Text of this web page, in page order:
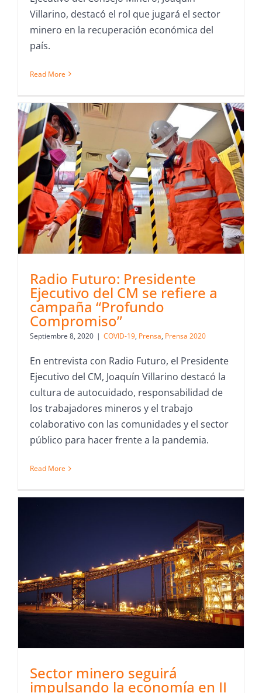
Villarino, destacó el rol que jugará el sector
minero en la recuperación económica del
país.
Read More
Radio Futuro: Presidente
Ejecutivo del CM se refiere a
campaña “Profundo
Compromiso”
Septiembre 8, 2020 | COVID-19, Prensa, Prensa 2020
En entrevista con Radio Futuro, el Presidente
Ejecutivo del CM, Joaquín Villarino destacó la
cultura de autocuidado, responsabilidad de
los trabajadores mineros y el trabajo
colaborativo con las comunidades y el sector
público para hacer frente a la pandemia.
Read More
Sector minero seguirá
impulsando la economía en II